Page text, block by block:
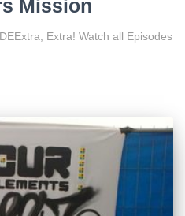
Mission
Extra! Watch all Episodes